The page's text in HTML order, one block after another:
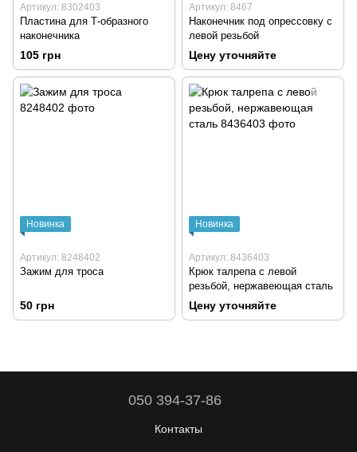
Артикул: 8302403
Пластина для Т-образного
наконечника
105 грн
Артикул: 8467
Наконечник под опрессовку с
левой резьбой
Цену уточняйте
Новинка
Артикул: 8248402
Зажим для троса
50 грн
Новинка
Артикул: 8436403
Крюк талрепа с левой
резьбой, нержавеющая сталь
Цену уточняйте
050 394-37-86
Контакты